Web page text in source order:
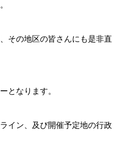
その地区の皆さんにも是非直
となります。
イン、及び開催予定地の行政